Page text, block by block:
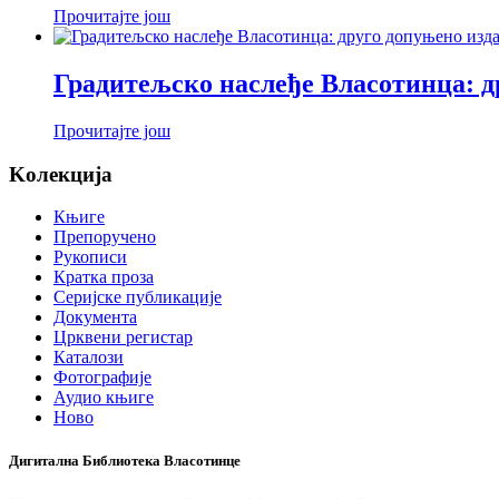
Прочитајте још
Градитељско наслеђе Власотинца:
Прочитајте још
Koлекција
Књиге
Препоручено
Рукописи
Кратка проза
Серијске публикације
Документа
Црквени регистар
Каталози
Фотографије
Аудио књиге
Ново
Дигитална Библиотека Власотинце